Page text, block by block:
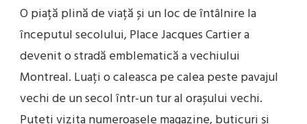
O piață plină de viață și un loc de întâlnire la
începutul secolului, Place Jacques Cartier a
devenit o stradă emblematică a vechiului
Montreal. Luați o caleasca pe calea peste pavajul
vechi de un secol într-un tur al orașului vechi.
Puteti vizita numeroasele magazine, buticuri și